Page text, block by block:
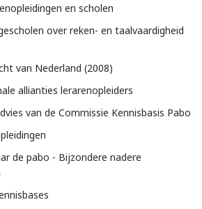
en scholen
over reken- en taalvaardigheid
van Nederland (2008)
allianties lerarenopleiders
van de Commissie Kennisbasis Pabo
de pabo - Bijzondere nadere